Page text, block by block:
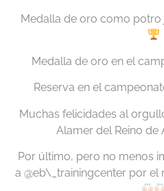
Medalla de oro como
Medalla de oro en el
Reserva en el
Muchas felicidades al
Alamer del Reino de
Por último, pero no menos
a @eb\_trainingcenter por el